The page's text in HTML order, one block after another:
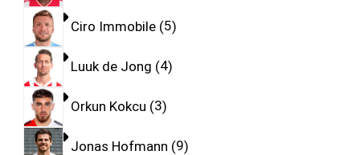
Ciro Immobile 5
Luuk de Jong 4
Orkun Kokcu 3
Jonas Hofmann 9